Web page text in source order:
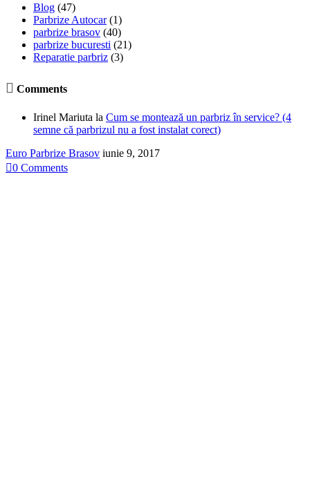
Blog (47)
Parbrize Autocar(1)
parbrize brasov (40)
parbrize bucuresti (21)
Reparatie parbriz (3)
 Comments
Irinel Mariuta la Cum se montează un parbriz în service? (4
semne că parbrizul nu a fost instalat corect)
Euro Parbrize Brasov iunie 9, 2017
0 Comments